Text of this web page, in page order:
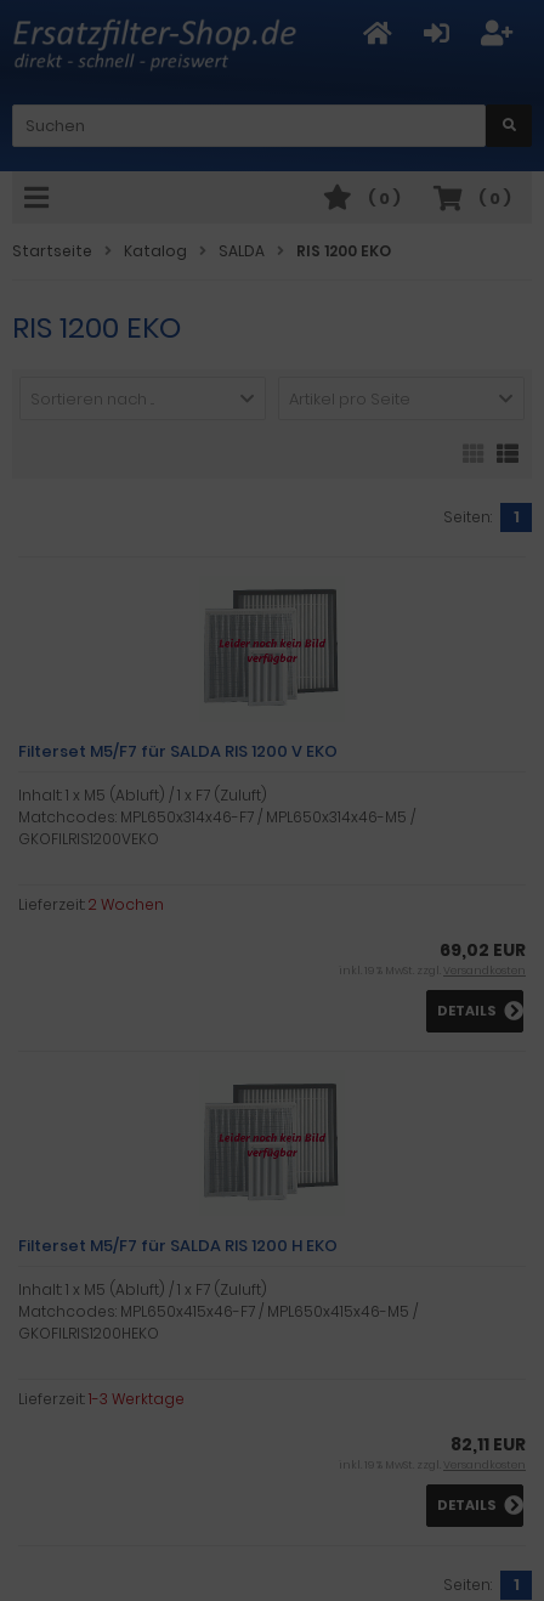
( 0 )
( 0 )
Startseite Katalog SALDA RIS 1200 EKO
RIS 1200 EKO
Sortieren nach ... Artikel pro Seite
Seiten: 1
Filterset M5/F7 für SALDA RIS 1200 V EKO
Inhalt: 1 x M5 (Abluft) / 1 x F7 (Zuluft)
Matchcodes: MPL650x314x46-F7 / MPL650x314x46-M5 /
GKOFILRIS1200VEKO
Lieferzeit:2 Wochen
69,02 EUR
inkl. 19 % MwSt. zzgl. Versandkosten
DETAILS
Filterset M5/F7 für SALDA RIS 1200 H EKO
Inhalt: 1 x M5 (Abluft) / 1 x F7 (Zuluft)
Matchcodes: MPL650x415x46-F7 / MPL650x415x46-M5 /
GKOFILRIS1200HEKO
Lieferzeit:1-3 Werktage
82,11 EUR
inkl. 19 % MwSt. zzgl. Versandkosten
DETAILS
Seiten: 1